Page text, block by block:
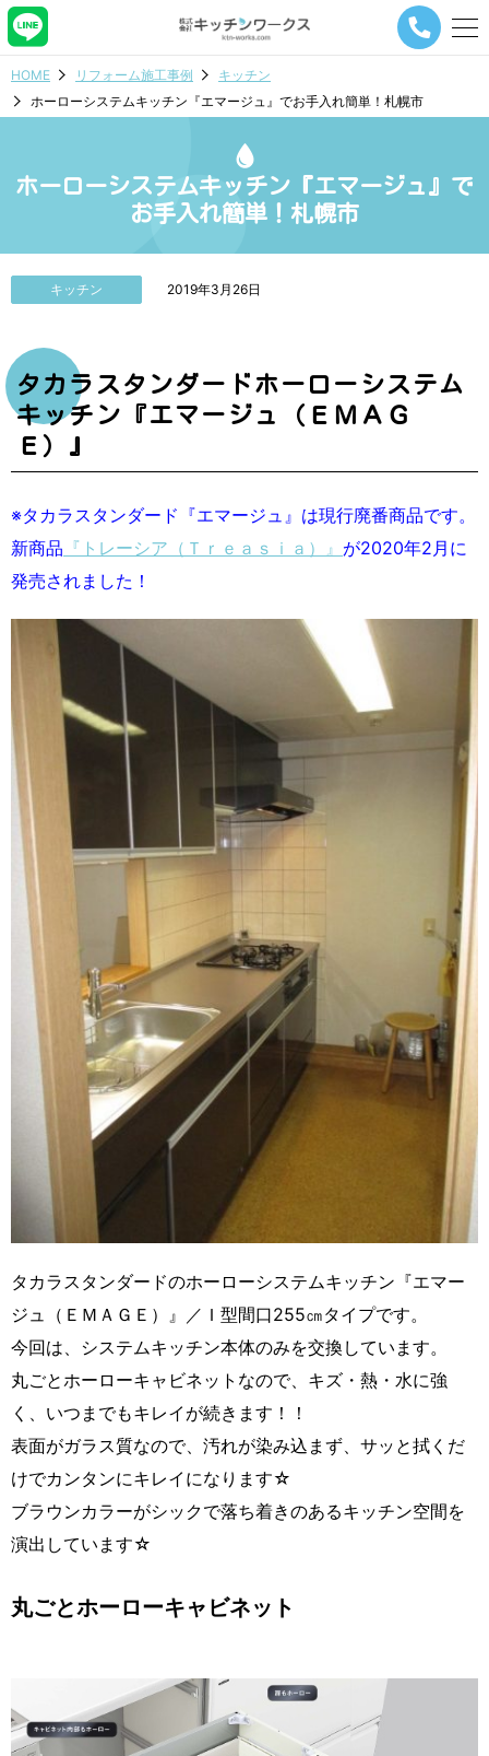
メ
ナ
ー
シ
ボ
HOME リフォーム施工事例
キッチン
ホーローシステムキッチン『エマージュ』でお手入れ簡単！札幌市
ホーローシステムキッチン『エマージュ』で
お手入れ簡単！札幌市
キッチン 2019年3月26日
タカラスタンダードホーローシステム
キッチン『エマージュ（ＥＭＡＧ
Ｅ）』
※タカラスタンダード『エマージュ』は現行廃番商品です。
新商品 『トレーシア（Ｔｒｅａｓｉａ）』 が2020年2月に
発売されました！
タカラスタンダードのホーローシステムキッチン『エマー
ジュ（ＥＭＡＧＥ）』／Ｉ型間口255㎝タイプです。
今回は、システムキッチン本体のみを交換しています。
丸ごとホーローキャビネットなので、キズ・熱・水に強
く、いつまでもキレイが続きます！！
表面がガラス質なので、汚れが染み込まず、サッと拭くだ
けでカンタンにキレイになります☆
ブラウンカラーがシックで落ち着きのあるキッチン空間を
演出しています☆
丸ごとホーローキャビネット